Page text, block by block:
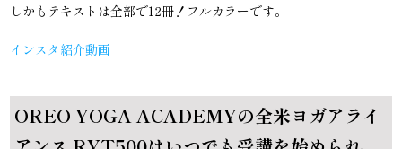
しかもテキストは全部で12冊！フルカラーです。
インスタ紹介動画
OREO YOGA ACADEMYの全米ヨガアライ